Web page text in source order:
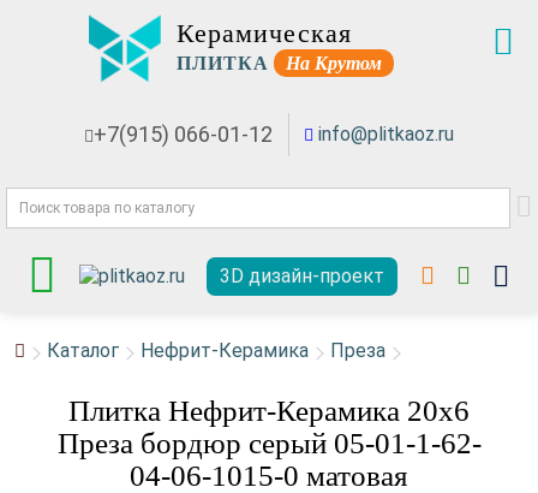
Керамическая
ПЛИТКА На Крутом
+7(915) 066-01-12 info@plitkaoz.ru
3D дизайн-проект
Каталог Нефрит-Керамика Преза
Плитка Нефрит-Керамика 20x6
Преза бордюр серый 05-01-1-62-
04-06-1015-0 матовая